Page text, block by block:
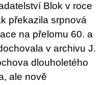
Blok v roce
překazila srpnová
na přelomu 60. a
v archivu J.
dlouholetého
ale nově